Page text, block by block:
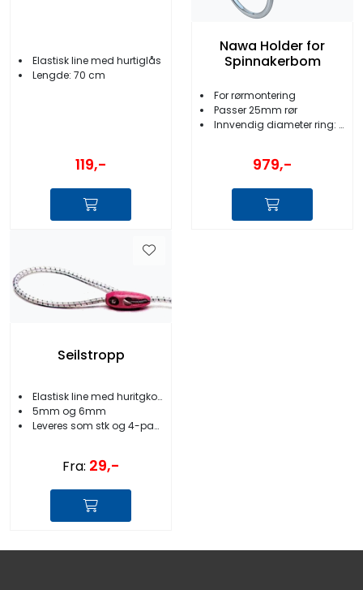
Elastisk line med hurtiglås
Lengde: 70 cm
119,-
Nawa Holder for
Spinnakerbom
For rørmontering
Passer 25mm rør
Innvendig diameter ring: 90 mm
979,-
Seilstropp
Elastisk line med huritgkobling
5mm og 6mm
Leveres som stk og 4-pakk
Fra: 29,-